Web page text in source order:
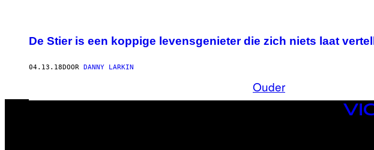
De Stier is een koppige levensgenieter die zich niets laat
04.13.18DOOR DANNY LARKIN
Ouder
VICE